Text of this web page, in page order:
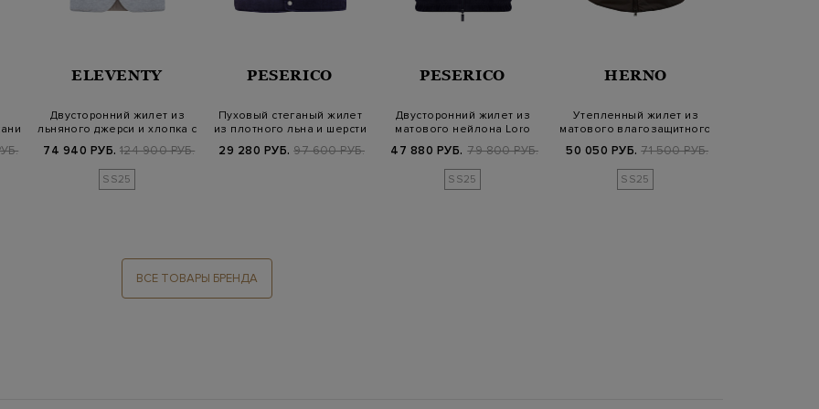
ELEVENTY
Двусторонний жилет из
льняного джерси и хлопка с
74 940 РУБ. 124 900 РУБ.
SS25
PESERICO
Пуховый стеганый жилет
из плотного льна и шерсти
29 280 РУБ. 97 600 РУБ.
PESERICO
Двусторонний жилет из
матового нейлона Loro
47 880 РУБ. 79 800 РУБ.
SS25
HERNO
Утепленный жилет из
матового влагозащитного
50 050 РУБ. 71 500 РУБ.
SS25
ВСЕ ТОВАРЫ БРЕНДА